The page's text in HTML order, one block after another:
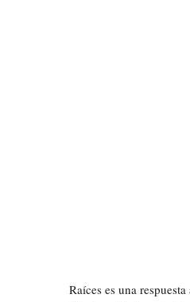
Raíces es una